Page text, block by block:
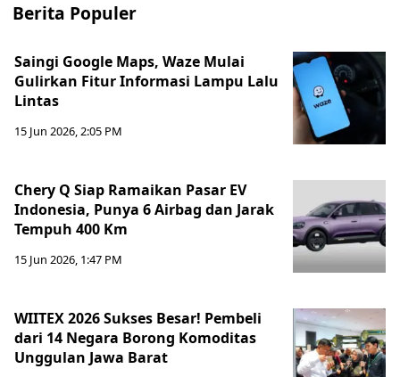
Berita Populer
Saingi Google Maps, Waze Mulai
Gulirkan Fitur Informasi Lampu Lalu
Lintas
15 Jun 2026, 2:05 PM
Chery Q Siap Ramaikan Pasar EV
Indonesia, Punya 6 Airbag dan Jarak
Tempuh 400 Km
15 Jun 2026, 1:47 PM
WIITEX 2026 Sukses Besar! Pembeli
dari 14 Negara Borong Komoditas
Unggulan Jawa Barat